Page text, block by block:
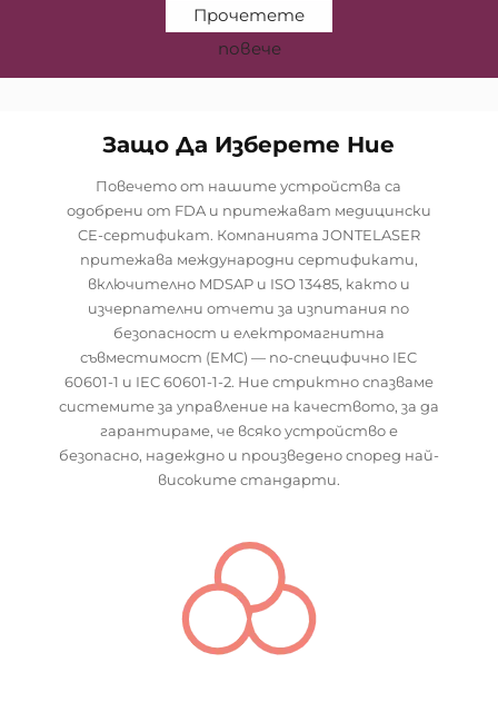
Прочетете
повече
Защо Да Изберете Ние
Повечето от нашите устройства са
одобрени от FDA и притежават медицински
CE-сертификат. Компанията JONTELASER
притежава международни сертификати,
включително MDSAP и ISO 13485, както и
изчерпателни отчети за изпитания по
безопасност и електромагнитна
съвместимост (EMC) — по-специфично IEC
60601-1 и IEC 60601-1-2. Ние стриктно спазваме
системите за управление на качеството, за да
гарантираме, че всяко устройство е
безопасно, надеждно и произведено според най-
високите стандарти.